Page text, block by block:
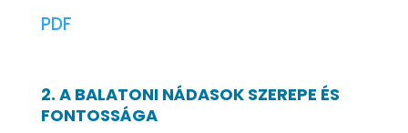
PDF
2. A BALATONI NÁDASOK SZEREPE ÉS
FONTOSSÁGA